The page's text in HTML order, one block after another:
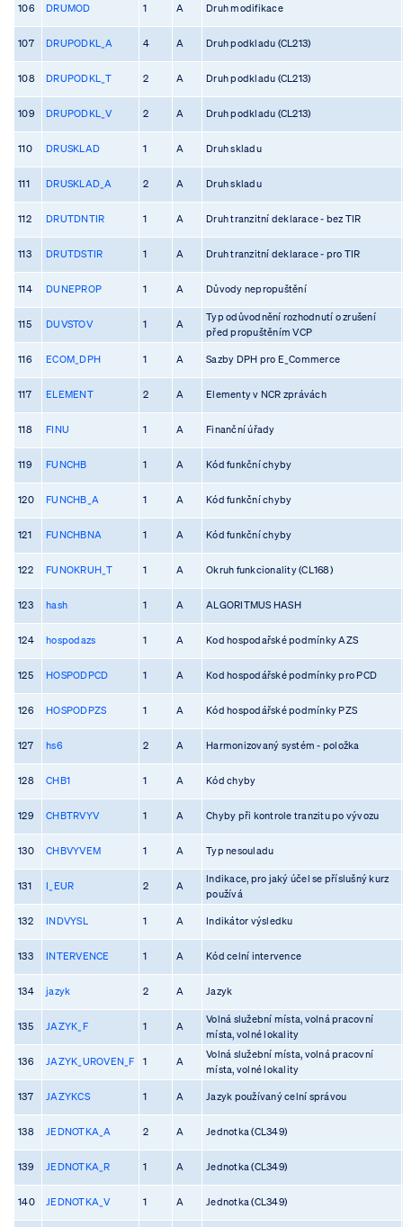
106 DRUMOD 1 A Druh modifikace
107 DRUPODKL_A 4 A Druh podkladu (CL213)
108 DRUPODKL_T 2 A Druh podkladu (CL213)
109 DRUPODKL_V 2 A Druh podkladu (CL213)
110 DRUSKLAD 1 A Druh skladu
111 DRUSKLAD_A 2 A Druh skladu
112 DRUTDNTIR 1 A Druh tranzitní deklarace - bez TIR
113 DRUTDSTIR 1 A Druh tranzitní deklarace - pro TIR
114 DUNEPROP 1 A Důvody nepropuštění
115 DUVSTOV 1 A
Typ odůvodnění rozhodnutí o zrušení
před propuštěním VCP
116 ECOM_DPH 1 A Sazby DPH pro E_Commerce
117 ELEMENT 2 A Elementy v NCR zprávách
118 FINU 1 A Finanční úřady
119 FUNCHB 1 A Kód funkční chyby
120 FUNCHB_A 1 A Kód funkční chyby
121 FUNCHBNA 1 A Kód funkční chyby
122 FUNOKRUH_T 1 A Okruh funkcionality (CL168)
123 hash 1 A ALGORITMUS HASH
124 hospodazs 1 A Kod hospodařské podmínky AZS
125 HOSPODPCD 1 A Kod hospodářské podmínky pro PCD
126 HOSPODPZS 1 A Kód hospodářské podmínky PZS
127 hs6 2 A Harmonizovaný systém - položka
128 CHB1 1 A Kód chyby
129 CHBTRVYV 1 A Chyby při kontrole tranzitu po vývozu
130 CHBVYVEM 1 A Typ nesouladu
131 I_EUR 2 A
Indikace, pro jaký účel se příslušný kurz
používá
132 INDVYSL 1 A Indikátor výsledku
133 INTERVENCE 1 A Kód celní intervence
134 jazyk 2 A Jazyk
135 JAZYK_F 1 A
Volná služební místa, volná pracovní
místa, volné lokality
136 JAZYK_UROVEN_F 1 A
Volná služební místa, volná pracovní
místa, volné lokality
137 JAZYKCS 1 A Jazyk používaný celní správou
138 JEDNOTKA_A 2 A Jednotka (CL349)
139 JEDNOTKA_R 1 A Jednotka (CL349)
140 JEDNOTKA_V 1 A Jednotka (CL349)